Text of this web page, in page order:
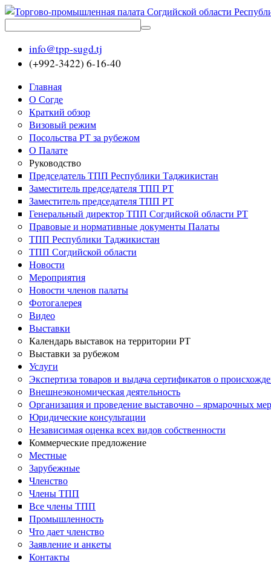
info@tpp-sugd.tj
(+992-3422) 6-16-40
Главная
О Согде
Краткий обзор
Визовый режим
Посольства РТ за рубежом
О Палате
Руководство
Председатель ТПП Республики Таджикистан
Заместитель председателя ТПП РТ
Заместитель председателя ТПП РТ
Генеральный директор ТПП Согдийской области РТ
Правовые и нормативные документы Палаты
ТПП Республики Таджикистан
ТПП Согдийской области
Новости
Мероприятия
Новости членов палаты
Фотогалерея
Видео
Выставки
Календарь выставок на территории РТ
Выставки за рубежом
Услуги
Экспертиза товаров и выдача сертификатов о
Внешнеэкономическая деятельность
Организация и проведение выставочно – ярмарочных
Юридические консультации
Независимая оценка всех видов собственности
Коммерческие предложение
Местные
Зарубежные
Членство
Члены ТПП
Все члены ТПП
Промышленность
Что дает членство
Заявление и анкеты
Контакты